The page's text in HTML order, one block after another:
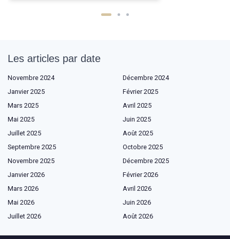
Les articles par date
Novembre 2024
Décembre 2024
Janvier 2025
Février 2025
Mars 2025
Avril 2025
Mai 2025
Juin 2025
Juillet 2025
Août 2025
Septembre 2025
Octobre 2025
Novembre 2025
Décembre 2025
Janvier 2026
Février 2026
Mars 2026
Avril 2026
Mai 2026
Juin 2026
Juillet 2026
Août 2026